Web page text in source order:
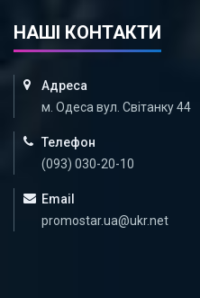
НАШІ КОНТАКТИ
Адреса
м. Одеса вул. Світанку 44
Телефон
(093) 030-20-10
Email
promostar.ua@ukr.net